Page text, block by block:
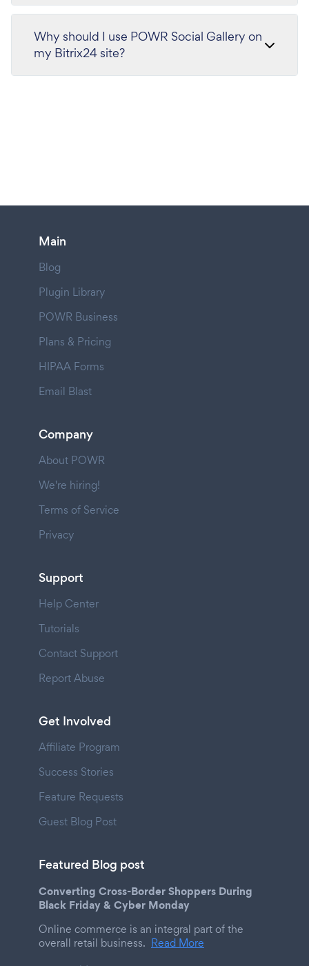
Why should I use POWR Social Gallery on
my Bitrix24 site?
Main
Blog
Plugin Library
POWR Business
Plans & Pricing
HIPAA Forms
Email Blast
Company
About POWR
We're hiring!
Terms of Service
Privacy
Support
Help Center
Tutorials
Contact Support
Report Abuse
Get Involved
Affiliate Program
Success Stories
Feature Requests
Guest Blog Post
Featured Blog post
Converting Cross-Border Shoppers During
Black Friday & Cyber Monday
Online commerce is an integral part of the
overall retail business. Read More